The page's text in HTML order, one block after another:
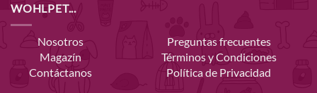
WOHLPET...
Nosotros
Magazín
Contáctanos
Preguntas frecuentes
Términos y Condiciones
Política de Privacidad